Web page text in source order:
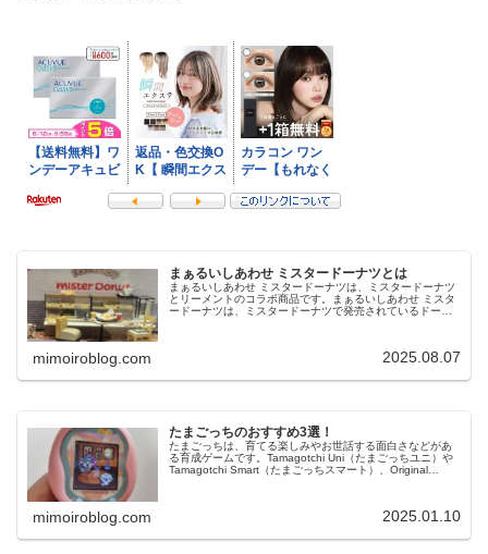
まぁるいしあわせ ミスタードーナツとは
まぁるいしあわせ ミスタードーナツは、ミスタードーナツ
とリーメントのコラボ商品です。まぁるいしあわせ ミスタ
ードーナツは、ミスタードーナツで発売されているドーナ
mimoiroblog.com 2025.08.07
たまごっちのおすすめ3選！
たまごっちは、育てる楽しみやお世話する面白さなどがあ
る育成ゲームです。Tamagotchi Uni（たまごっちユニ）や
Tamagotchi Smart（たまごっちスマート）、Original
mimoiroblog.com 2025.01.10